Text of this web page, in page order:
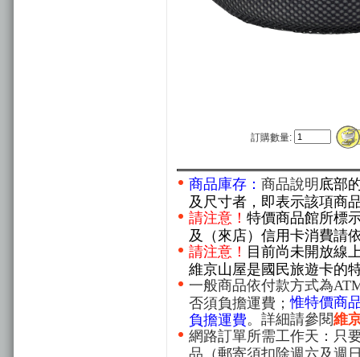
訂購數量:
商品庫存： 商品說明 底部
及尺寸者，即表示該項商
請注意！ 特價商品館所標
及（來店）信用卡消費請
請注意！ 目前尚未開放線
維京山屋是國民旅遊卡的
一般商品依付款方式為
否須負擔運費；惟特價商
負擔運費。詳細請參閱維
網路訂單所需工作天：只
品（郵寄須扣除週六及週